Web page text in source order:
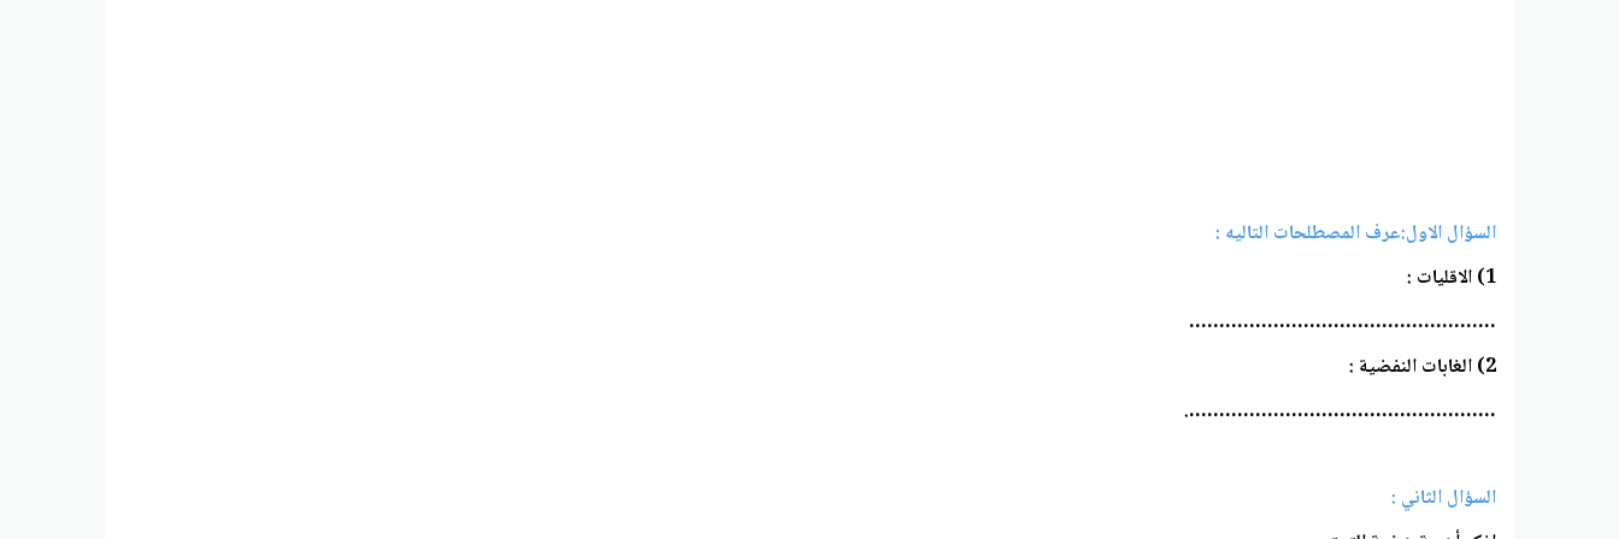
السؤال الاول:عرف المصطلحات التاليه :
1) الاقليات :
……………………………………………
2) الغابات النفضية :
…………………………………………….
السؤال الثاني :